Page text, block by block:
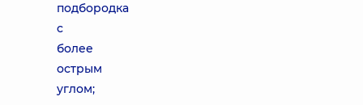
подбородка
с
более
острым
углом;